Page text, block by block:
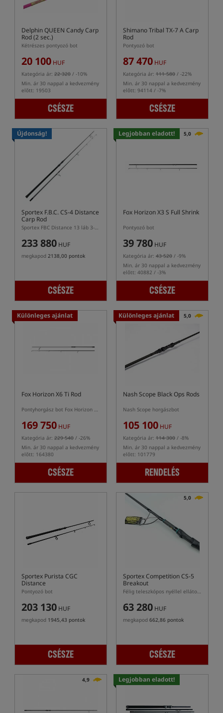
Delphin QUEEN Candy Carp
Rod (2 sec.)
Kétrészes pontyozó bot
20 100 HUF
Kategória ár: 22 320 / -10%
Min. ár 30 nappal a kedvezmény
előtt: 19503
CSÉSZE
Shimano Tribal TX-7 A Carp
Rod
Pontyozó bot
87 470 HUF
Kategória ár: 111 580 / -22%
Min. ár 30 nappal a kedvezmény
előtt: 94114 / -7%
CSÉSZE
Újdonság!
Sportex F.B.C. CS-4 Distance
Carp Rod
Sportex FBC Distance 13 láb 3-5oz pontyozó bot
233 880 HUF
megkapod 2138,00 pontok
CSÉSZE
Legjobban eladott! 5,0
Fox Horizon X3 S Full Shrink
Pontyozó bot
39 780 HUF
Kategória ár: 43 520 / -9%
Min. ár 30 nappal a kedvezmény
előtt: 40882 / -3%
CSÉSZE
Különleges ajánlat
Fox Horizon X6 Ti Rod
Pontyhorgász bot Fox Horizon X6 Ti
169 750 HUF
Kategória ár: 229 540 / -26%
Min. ár 30 nappal a kedvezmény
előtt: 164380
CSÉSZE
Különleges ajánlat 5,0
Nash Scope Black Ops Rods
Nash Scope horgászbot
105 100 HUF
Kategória ár: 114 300 / -8%
Min. ár 30 nappal a kedvezmény
előtt: 101779
RENDELÉS
Sportex Purista CGC
Distance
Pontyozó bot
203 130 HUF
megkapod 1945,43 pontok
CSÉSZE
5,0
Sportex Competition CS-5
Breakout
Félig teleszkópos nyéllel ellátott pontyozó bot
63 280 HUF
megkapod 662,86 pontok
CSÉSZE
4,9 Legjobban eladott!